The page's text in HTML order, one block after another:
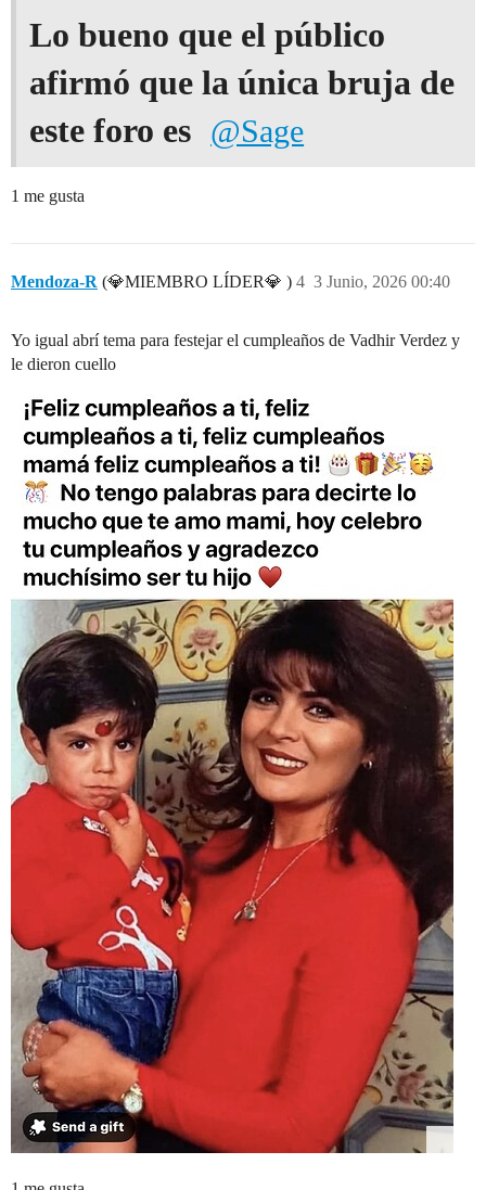
Lo bueno que el público
afirmó que la única bruja de
este foro es @Sage
1 me gusta
Mendoza-R (💎MIEMBRO LÍDER💎 ) 3 Junio, 2026 00:40
4
Yo igual abrí tema para festejar el cumpleaños de Vadhir Verdez y
le dieron cuello